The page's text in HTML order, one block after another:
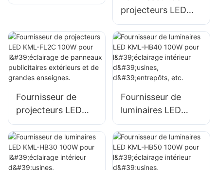
KML-FL05 300W,
et de quai
projecteurs LED
KML-FL2C 50W
pour l'éclairage
extérieur de
panneaux
publicitaires et de
Fournisseur de
projecteurs LED
KML-FL2C 100W
pour l'éclairage de
panneaux
publicitaires
Fournisseur de
luminaires LED
KML-HB40 100W
pour l'éclairage
intérieur d'usines,
d'entrepôts, etc.